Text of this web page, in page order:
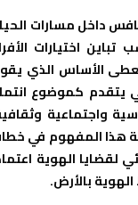
داخل مسارات
اختيارات
الأساس الذي
يتقدم كموضوع
واجتماعية
هذا المفهوم في
لقضايا الهوية
بالأرض.